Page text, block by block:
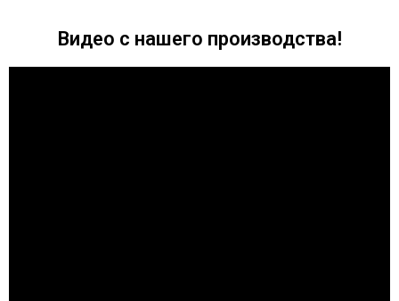
Видео с нашего производства!